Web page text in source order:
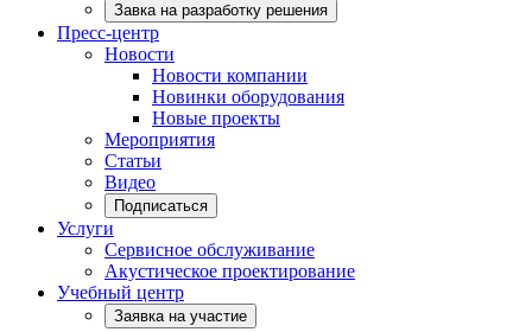
Завка на разработку решения
Пресс-центр
Новости
Новости компании
Новинки оборудования
Новые проекты
Мероприятия
Статьи
Видео
Подписаться
Услуги
Сервисное обслуживание
Акустическое проектирование
Учебный центр
Заявка на участие